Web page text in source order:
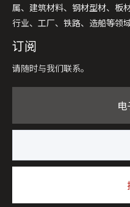
属、建筑材料、钢材型材、板
行业、工厂、铁路、造船等领域
订阅
请随时与我们联系。